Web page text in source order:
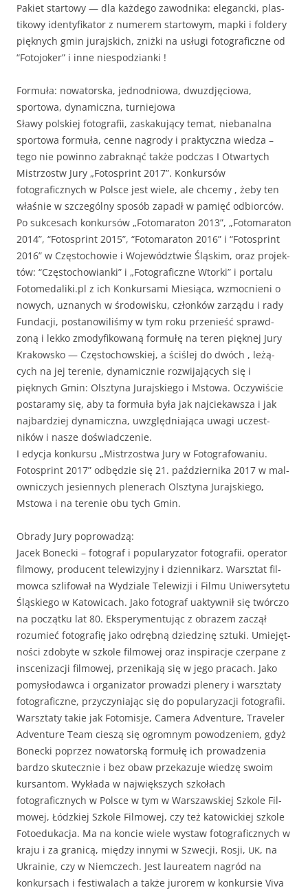
Paki­et star­towy — dla każdego zawod­ni­ka: ele­ganc­ki, plas­
tikowy iden­ty­fika­tor z numerem star­towym, map­ki i fold­ery
pięknych gmin jura­js­kich, zniż­ki na usłu­gi fotograficzne od
“Foto­jok­er” i inne niespodzianki !
For­muła: nowa­tors­ka, jednod­niowa, dwuzd­ję­ciowa,
sportowa, dynam­icz­na, turniejowa
Sławy pol­skiej fotografii, zaskaku­ją­cy tem­at, niebanal­na
sportowa for­muła, cenne nagrody i prak­ty­cz­na wiedza –
tego nie powin­no zabraknąć także pod­czas I Otwartych
Mis­tr­zostw Jury „Foto­sprint 2017”. Konkursów
fotograficznych w Polsce jest wiele, ale chce­my , żeby ten
właśnie w szczegól­ny sposób zapadł w pamięć odbiorców.
Po sukce­sach konkursów „Fotomara­ton 2013”, „Fotomara­ton
2014”, “Foto­sprint 2015”, “Fotomara­ton 2016” i “Foto­sprint
2016” w Częs­to­chowie i Wojew­ództwie Śląskim, oraz pro­jek­
tów: “Częs­to­chowian­ki” i „Fotograficzne Wtor­ki” i por­talu
Fotomedaliki.pl z ich Konkur­sa­mi Miesią­ca, wzmoc­nieni o
nowych, uznanych w środowisku, członków zarzą­du i rady
Fun­dacji, postanow­iliśmy w tym roku prze­nieść sprawd­
zoną i lekko zmody­fikowaną for­mułę na teren pięknej Jury
Krakowsko — Częs­to­chowskiej, a ściślej do dwóch , leżą­
cych na jej tere­nie, dynam­icznie rozwi­ja­ją­cych się i
pięknych Gmin: Olsz­ty­na Jura­jskiego i Mstowa. Oczy­wiś­cie
postaramy się, aby ta for­muła była jak naj­ciekawsza i jak
najbardziej dynam­icz­na, uwzględ­ni­a­ją­ca uwa­gi uczest­
ników i nasze doświadczenie.
I edy­c­ja konkur­su „Mis­tr­zost­wa Jury w Fotografowa­niu.
Foto­sprint 2017” odbędzie się 21. październi­ka 2017 w mal­
own­iczych jesi­en­nych plen­er­ach Olsz­ty­na Jura­jskiego,
Mstowa i na tere­nie obu tych Gmin.
Obrady Jury poprowadzą:
Jacek Bonec­ki – fotograf i pop­u­laryza­tor fotografii, oper­a­tor
fil­mowy, pro­du­cent telewiz­yjny i dzi­en­nikarz. Warsz­tat fil­
mow­ca szli­fował na Wydziale Telewiz­ji i Fil­mu Uni­w­er­syte­tu
Śląskiego w Katow­icach. Jako fotograf uak­ty­wnił się twór­c­zo
na początku lat 80. Ekspery­men­tu­jąc z obrazem zaczął
rozu­mieć fotografię jako odręb­ną dziedz­inę sztu­ki. Umiejęt­
noś­ci zdobyte w szkole fil­mowej oraz inspirac­je czer­pane z
insc­eniza­cji fil­mowej, przenika­ją się w jego pra­cach. Jako
pomysło­daw­ca i orga­ni­za­tor prowadzi plen­ery i warsz­taty
fotograficzne, przy­czy­ni­a­jąc się do pop­u­laryza­cji fotografii.
Warsz­taty takie jak Fotomis­je, Cam­era Adven­ture, Trav­el­er
Adven­ture Team cieszą się ogrom­nym powodze­niem, gdyż
Bonec­ki poprzez nowa­torską for­mułę ich prowadzenia
bard­zo skutecznie i bez obaw przekazu­je wiedzę swoim
kur­san­tom. Wykła­da w najwięk­szych szkołach
fotograficznych w Polsce w tym w Warsza­wskiej Szkole Fil­
mowej, Łódzkiej Szkole Fil­mowej, czy też katow­ick­iej szkole
Fotoe­dukac­ja. Ma na kon­cie wiele wys­taw fotograficznych w
kra­ju i za granicą, między inny­mi w Szwecji, Rosji, UK, na
Ukrainie, czy w Niem­czech. Jest lau­re­atem nagród na
konkur­sach i fes­ti­walach a także jurorem w konkur­sie Viva